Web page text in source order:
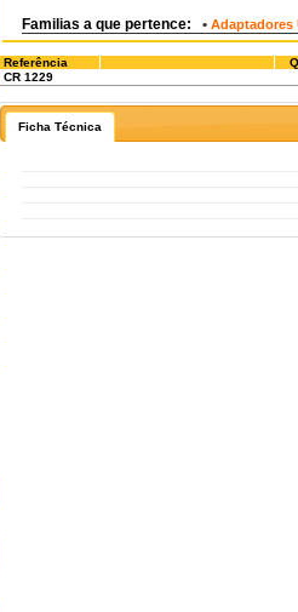
Familias a que pertence: • Adaptadores
Referência
CR 1229
Ficha Técnica